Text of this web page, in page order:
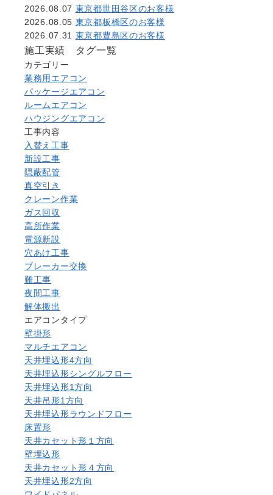
2026.08.07 東京都世田谷区のお客様
2026.08.05 東京都板橋区のお客様
2026.07.31 東京都豊島区のお客様
施工実績 タグ一覧
カテゴリー
業務用エアコン
パッケージエアコン
ルームエアコン
ハウジングエアコン
工事内容
入替え工事
新設工事
隠蔽配管
真空引き
クレーン作業
ガス回収
高所作業
電源新設
穴あけ工事
ブレーカー交換
難工事
夜間工事
解体搬出
エアコンタイプ
壁掛形
マルチエアコン
天井埋込形4方向
天井埋込形シングルフロー
天井埋込形1方向
天井吊形1方向
天井埋込形ラウンドフロー
床置形
天井カセット形１方向
壁埋込形
天井カセット形４方向
天井埋込形2方向